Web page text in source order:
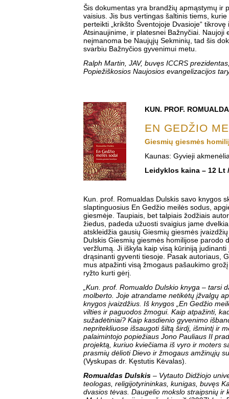
Šis dokumentas yra brandžių apmąstymų ir
vaisius. Jis bus vertingas šaltinis tiems,
perteikti „krikšto Šventojoje Dvasioje“
Atsinaujinime, ir platesnei Bažnyčiai. Naujoji
neįmanoma be Naujųjų Sekminių, tad šis
svarbiu Bažnyčios gyvenimui metu.
Ralph Martin, JAV, buvęs ICCRS
Popiežiškosios Naujosios evangelizacijos
KUN. PROF.
EN GEDŽIO
Giesmių giesmės
Kaunas: Gyvieji
Leidyklos kaina – 12 Lt
Kun. prof. Romualdas Dulskis savo knygos
slaptinguosius En Gedžio meilės sodus,
giesmėje. Taupiais, bet talpiais žodžiais
žiedus, padeda užuosti svaigius jame
atskleidžia gausių Giesmių giesmės
Dulskis Giesmių giesmės homilijose parodo
veržlumą. Ji iškyla kaip visą kūriniją
drąsinanti gyventi tiesoje. Pasak autoriaus,
mus atpažinti visą žmogaus pašaukimo
ryžto kurti gėrį.
„Kun. prof. Romualdo Dulskio knyga – tarsi
molberto. Joje atrandame netikėtų įžvalgų
knygos įvaizdžius. Iš knygos „En Gedžio
vilties ir paguodos žmogui. Kaip atpažinti,
sužadėtiniai? Kaip kasdienio gyvenimo
nepritekliuose išsaugoti šiltą širdį, išmintį ir
palaimintojo popiežiaus Jono Pauliaus II
projektą, kuriuo kviečiama iš vyro ir moters
prasmių dėlioti Dievo ir žmogaus amžinųjų
(Vyskupas dr. Kęstutis Kėvalas).
Romualdas Dulskis – Vytauto Didžiojo
teologas, religijotyrininkas, kunigas, buvęs
dvasios tėvas. Daugelio mokslo straipsnių ir